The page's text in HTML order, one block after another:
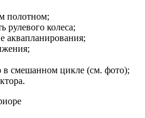
полотном;
рулевого колеса;
аквапланирования;
в смешанном цикле (см. фото);